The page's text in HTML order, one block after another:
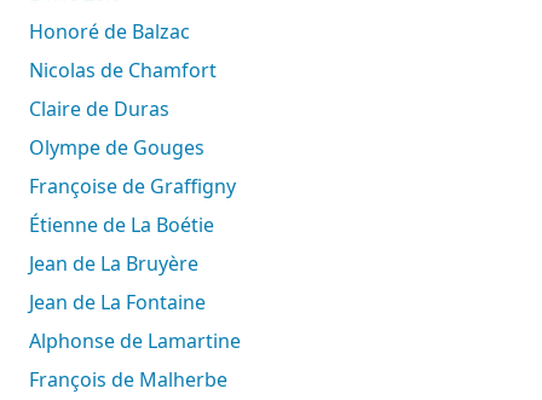
Honoré de Balzac
Nicolas de Chamfort
Claire de Duras
Olympe de Gouges
Françoise de Graffigny
Étienne de La Boétie
Jean de La Bruyère
Jean de La Fontaine
Alphonse de Lamartine
François de Malherbe